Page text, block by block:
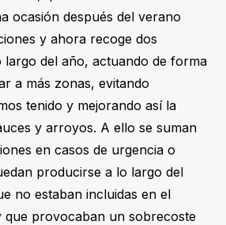
ocasión después del verano
y ahora recoge dos
largo del año, actuando de forma
a más zonas, evitando
tenido y mejorando así la
y arroyos. A ello se suman
en casos de urgencia o
producirse a lo largo del
no estaban incluidas en el
provocaban un sobrecoste